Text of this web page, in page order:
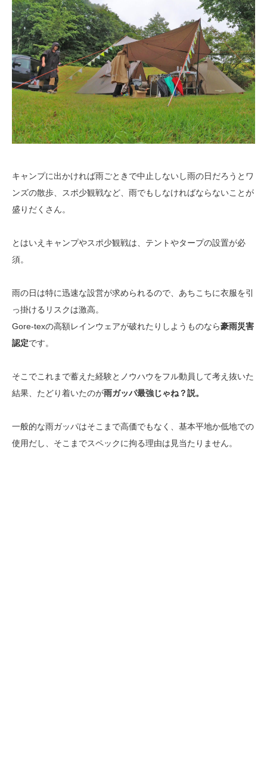
キャンプに出かければ雨ごときで中止しないし雨の日だろうとワ
ンズの散歩、スポ少観戦など、雨でもしなければならないことが
盛りだくさん。
とはいえキャンプやスポ少観戦は、テントやタープの設置が必
須。
雨の日は特に迅速な設営が求められるので、あちこちに衣服を引
っ掛けるリスクは激高。
Gore-texの高額レインウェアが破れたりしようものなら豪雨災害
認定です。
そこでこれまで蓄えた経験とノウハウをフル動員して考え抜いた
結果、たどり着いたのが雨ガッパ最強じゃね？説。
一般的な雨ガッパはそこまで高価でもなく、基本平地か低地での
使用だし、そこまでスペックに拘る理由は見当たりません。